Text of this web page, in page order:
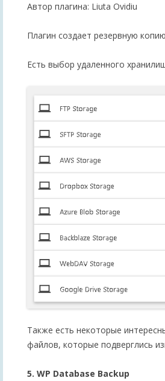
Автор плагина: Liuta Ovidiu
Плагин создает резервную
Есть выбор удаленного
Также есть некоторые
файлов, которые подверглись
5. WP Database Backup